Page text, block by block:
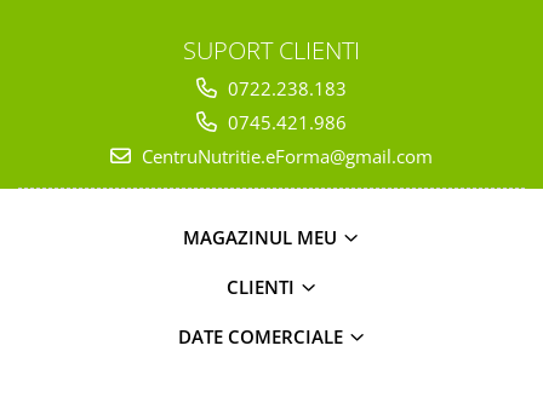
SUPORT CLIENTI
0722.238.183
0745.421.986
CentruNutritie.eForma@gmail.com
MAGAZINUL MEU
CLIENTI
DATE COMERCIALE